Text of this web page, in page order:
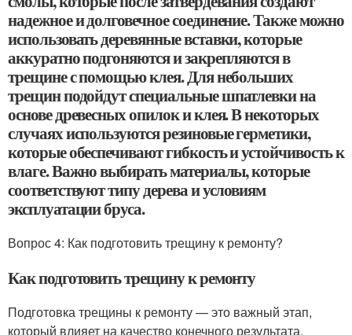
надежное и долговечное соединение. Также можно
использовать деревянные вставки, которые
аккуратно подгоняются и закрепляются в
трещине с помощью клея. Для небольших
трещин подойдут специальные шпатлевки на
основе древесных опилок и клея. В некоторых
случаях используются резиновые герметики,
которые обеспечивают гибкость и устойчивость к
влаге. Важно выбирать материалы, которые
соответствуют типу дерева и условиям
эксплуатации бруса.
Вопрос 4: Как подготовить трещину к ремонту?
Как подготовить трещину к ремонту
Подготовка трещины к ремонту — это важный этап,
который влияет на качество конечного результата.